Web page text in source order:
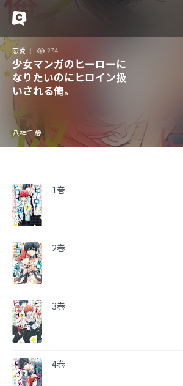
恋愛 274
少女マンガのヒーローに
なりたいのにヒロイン扱
いされる俺。
八神千歳
1巻
2巻
3巻
4巻